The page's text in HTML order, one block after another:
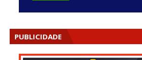
PUBLICIDADE